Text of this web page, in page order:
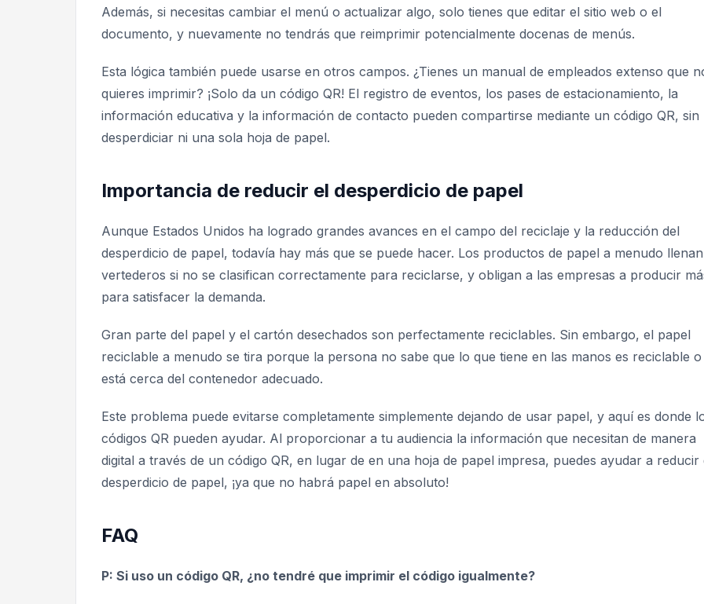
Además, si necesitas cambiar el menú o actualizar algo, solo tienes que editar el sitio web o el
documento, y nuevamente no tendrás que reimprimir potencialmente docenas de menús.
Esta lógica también puede usarse en otros campos. ¿Tienes un manual de empleados extenso que
quieres imprimir? ¡Solo da un código QR! El registro de eventos, los pases de estacionamiento, la
información educativa y la información de contacto pueden compartirse mediante un código QR, sin
desperdiciar ni una sola hoja de papel.
Importancia de reducir el desperdicio de papel
Aunque Estados Unidos ha logrado grandes avances en el campo del reciclaje y la reducción del
desperdicio de papel, todavía hay más que se puede hacer. Los productos de papel a menudo
vertederos si no se clasifican correctamente para reciclarse, y obligan a las empresas a producir
para satisfacer la demanda.
Gran parte del papel y el cartón desechados son perfectamente reciclables. Sin embargo, el papel
reciclable a menudo se tira porque la persona no sabe que lo que tiene en las manos es reciclable
está cerca del contenedor adecuado.
Este problema puede evitarse completamente simplemente dejando de usar papel, y aquí es donde
códigos QR pueden ayudar. Al proporcionar a tu audiencia la información que necesitan de manera
digital a través de un código QR, en lugar de en una hoja de papel impresa, puedes ayudar a reducir
desperdicio de papel, ¡ya que no habrá papel en absoluto!
FAQ
P: Si uso un código QR, ¿no tendré que imprimir el código igualmente?